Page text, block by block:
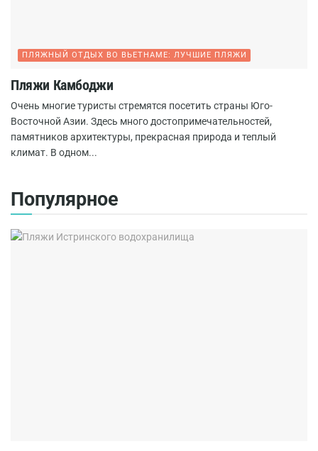
ПЛЯЖНЫЙ ОТДЫХ ВО ВЬЕТНАМЕ: ЛУЧШИЕ ПЛЯЖИ
Пляжи Камбоджи
Очень многие туристы стремятся посетить страны Юго-
Восточной Азии. Здесь много достопримечательностей,
памятников архитектуры, прекрасная природа и теплый
климат. В одном...
Популярное